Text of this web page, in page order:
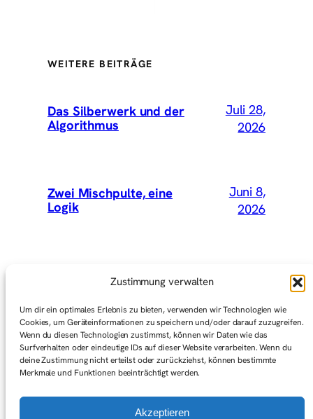
Zustimmung verwalten
Um dir ein optimales Erlebnis zu bieten, verwenden wir Technologien wie
Cookies, um Geräteinformationen zu speichern und/oder darauf zuzugreifen.
Wenn du diesen Technologien zustimmst, können wir Daten wie das
Surfverhalten oder eindeutige IDs auf dieser Website verarbeiten. Wenn du
deine Zustimmung nicht erteilst oder zurückziehst, können bestimmte
Merkmale und Funktionen beeinträchtigt werden.
Akzeptieren
WEITERE BEITRÄGE
Das Silberwerk und der
Algorithmus
Juli 28,
2026
Zwei Mischpulte, eine
Logik
Juni 8,
2026
Wir hätten Vey mitnehmen
Graswurzelbewegungen
(Gedanken zum ersten Mai)
Mai 1,